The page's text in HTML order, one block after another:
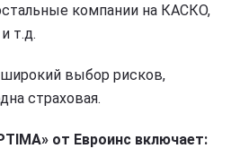
компании на КАСКО,
т.д.
выбор рисков,
страховая.
от Евроинс включает: